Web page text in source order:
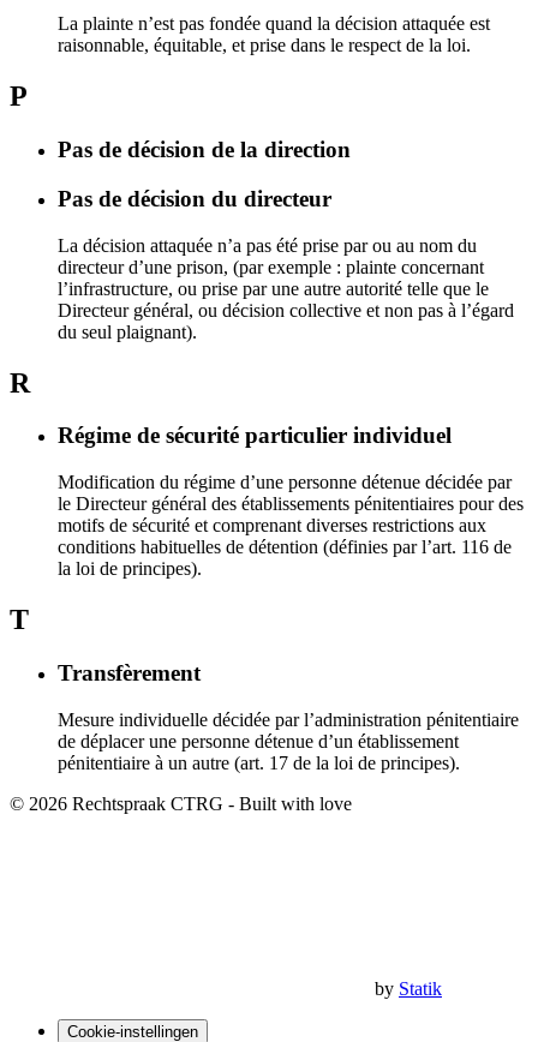
La plainte n’est pas fondée quand la décision attaquée est
raisonnable, équitable, et prise dans le respect de la loi.
P
Pas de décision de la direction
Pas de décision du directeur
La décision attaquée n’a pas été prise par ou au nom du
directeur d’une prison, (par exemple : plainte concernant
l’infrastructure, ou prise par une autre autorité telle que le
Directeur général, ou décision collective et non pas à l’égard
du seul plaignant).
R
Régime de sécurité particulier individuel
Modification du régime d’une personne détenue décidée par
le Directeur général des établissements pénitentiaires pour des
motifs de sécurité et comprenant diverses restrictions aux
conditions habituelles de détention (définies par l’art. 116 de
la loi de principes).
T
Transfèrement
Mesure individuelle décidée par l’administration pénitentiaire
de déplacer une personne détenue d’un établissement
pénitentiaire à un autre (art. 17 de la loi de principes).
© 2026 Rechtspraak CTRG - Built with love
by Statik
Cookie-instellingen